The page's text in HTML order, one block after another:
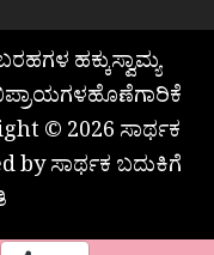
ಹಕ್ಕುಸ್ವಾಮ್ಯ
© 2026 ಸಾರ್ಥಕ
by ಸಾರ್ಥಕ ಬದುಕಿಗೆ